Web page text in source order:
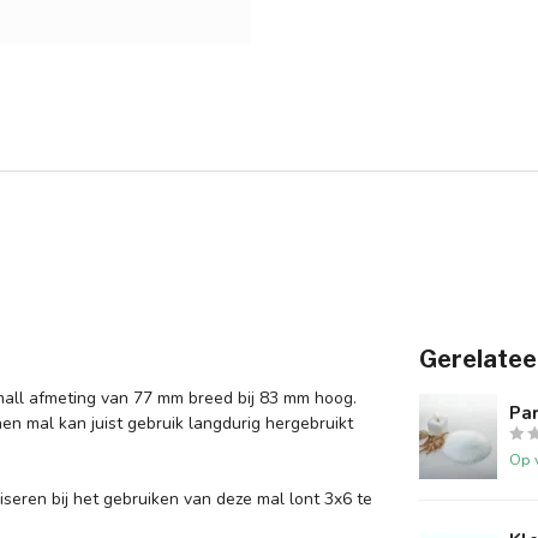
afmeting van 77 mm breed bij 83 mm hoog.
mal kan juist gebruik langdurig hergebruikt
bij het gebruiken van deze mal lont 3x6 te
Op